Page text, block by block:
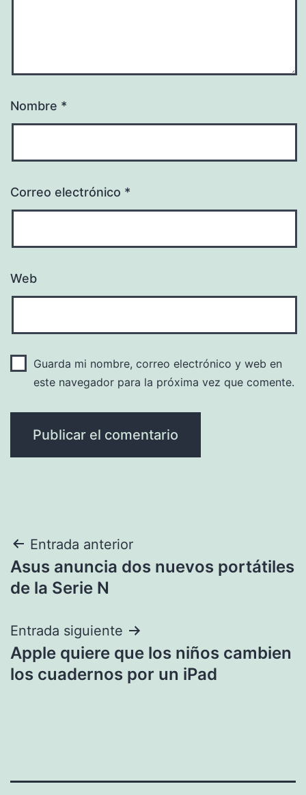
Nombre *
Correo electrónico *
Web
Guarda mi nombre, correo electrónico y web en
este navegador para la próxima vez que comente.
Navegación
de
Entrada anterior
Asus anuncia dos nuevos portátiles
de la Serie N
Entrada siguiente
Apple quiere que los niños cambien
los cuadernos por un iPad